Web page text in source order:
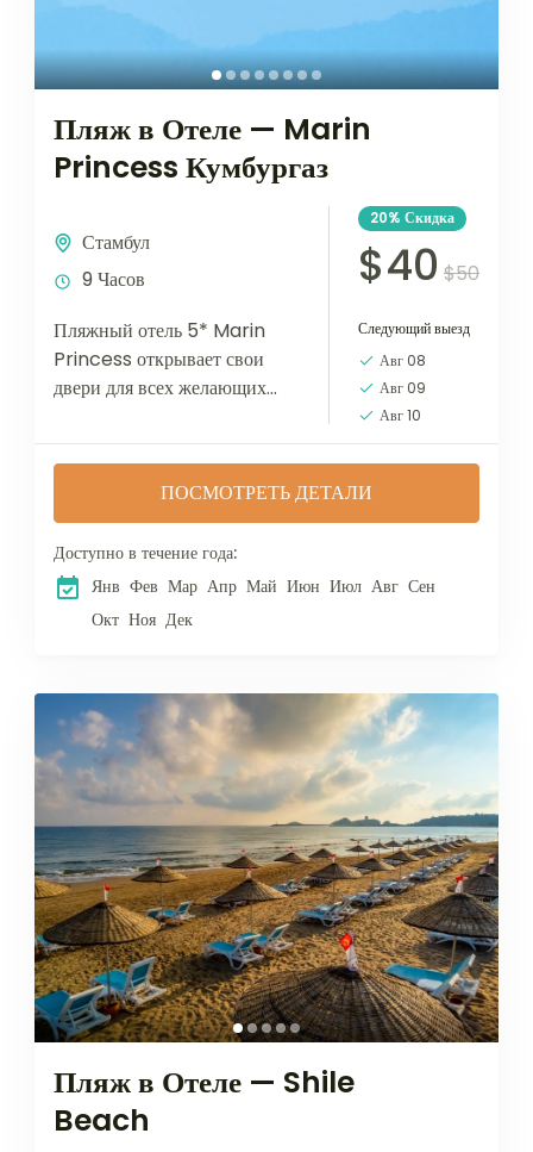
Пляж в Отеле — Marin
Princess Кумбургаз
Стамбул
9 Часов
Пляжный отель 5* Marin
Princess открывает свои
двери для всех желающих
звездочный отель
«Kumburgaz Marin
Princess» находится в
городке Кумбургаз в
получасе...
20% Скидка
$40 $50
Следующий выезд
Авг 08
Авг 09
Авг 10
ПОСМОТРЕТЬ ДЕТАЛИ
Доступно в течение года:
Янв Фев Мар Апр Май Июн Июл Авг Сен
Окт Ноя Дек
Пляж в Отеле — Shile
Beach